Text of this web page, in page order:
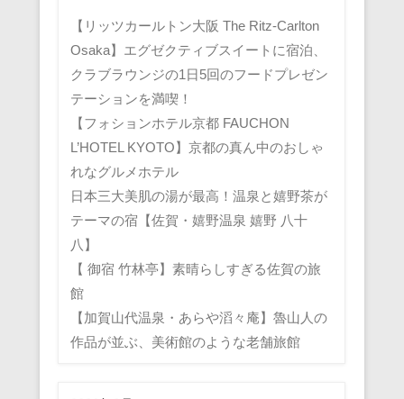
【リッツカールトン大阪 The Ritz-Carlton
Osaka】エグゼクティブスイートに宿泊、
クラブラウンジの1日5回のフードプレゼン
テーションを満喫！
【フォションホテル京都 FAUCHON
L’HOTEL KYOTO】京都の真ん中のおしゃ
れなグルメホテル
日本三大美肌の湯が最高！温泉と嬉野茶が
テーマの宿【佐賀・嬉野温泉 嬉野 八十
八】
【 御宿 竹林亭】素晴らしすぎる佐賀の旅
館
【加賀山代温泉・あらや滔々庵】魯山人の
作品が並ぶ、美術館のような老舗旅館